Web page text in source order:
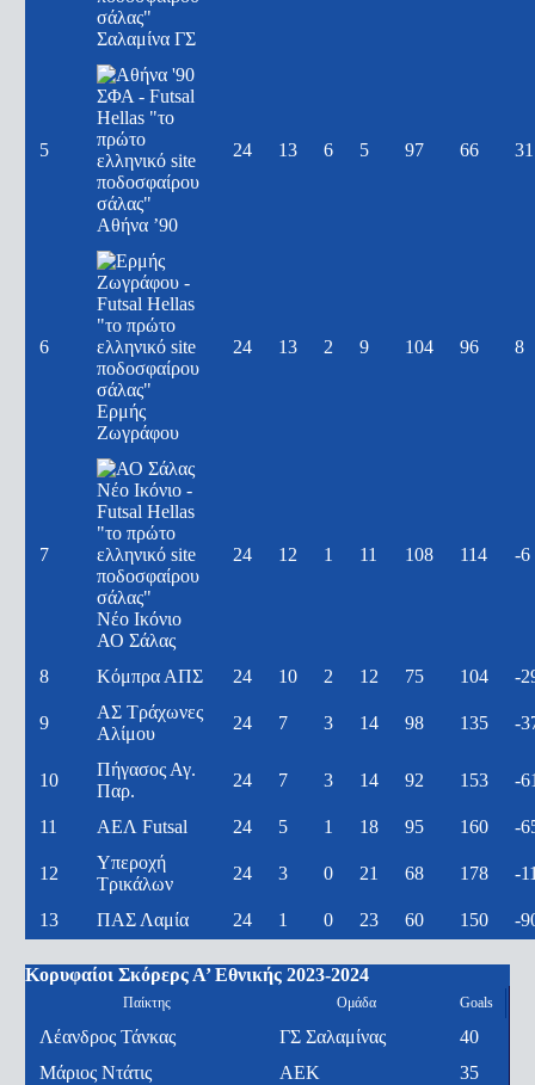
Σαλαμίνα ΓΣ
5
Αθήνα ’90
24 13 6 5 97 66 31
6
Ερμής
Ζωγράφου
24 13 2 9 104 96 8
7
Νέο Ικόνιο
ΑΟ Σάλας
24 12 1 11 108 114 -6
8 Κόμπρα ΑΠΣ 24 10 2 12 75 104 -
9
ΑΣ Τράχωνες
Αλίμου
24 7 3 14 98 135 -
10
Πήγασος Αγ.
Παρ.
24 7 3 14 92 153 -
11 ΑΕΛ Futsal 24 5 1 18 95 160 -
12
Υπεροχή
Τρικάλων
24 3 0 21 68 178 -
13 ΠΑΣ Λαμία 24 1 0 23 60 150 -
Κορυφαίοι Σκόρερς Α’ Εθνικής 2023-2024
Παίκτης Ομάδα Goals
Λέανδρος Τάνκας ΓΣ Σαλαμίνας
40
Μάριος Ντάτις
ΑΕΚ
35